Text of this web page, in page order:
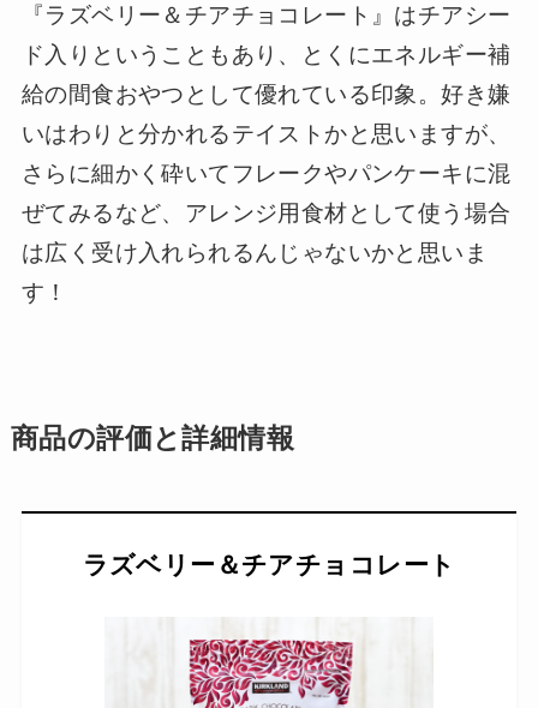
『ラズベリー＆チアチョコレート』はチアシー
ド入りということもあり、とくにエネルギー補
給の間食おやつとして優れている印象。好き嫌
いはわりと分かれるテイストかと思いますが、
さらに細かく砕いてフレークやパンケーキに混
ぜてみるなど、アレンジ用食材として使う場合
は広く受け入れられるんじゃないかと思いま
す！
商品の評価と詳細情報
ラズベリー＆チアチョコレート